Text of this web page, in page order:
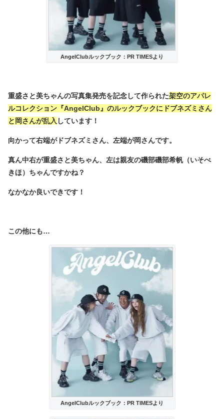
AngelClubルックブック：PR TIMESより
重盛さと美ちゃんの写真集発売を記念して作られた架空のアパレ
ルコレクション『AngelClub』のルックブックにドブネズミさん
と岡さんが乱入 しています！
向かって右端がドブネズミさん、左端が岡さんです。
真ん中右が重盛さと美ちゃん、左は親友の磯部磯部希帆（いそべ
きほ）ちゃんですかね？
なかなか良いできです！
この他にも…
AngelClubルックブック：PR TIMESより